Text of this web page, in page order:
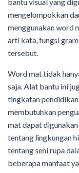
mengelompokkan
menggunakan word
arti kata, fungsi
tersebut.
Word mat tidak
saja. Alat bantu ini
tingkatan
membutuhkan
mat dapat
tentang lingkungan
tentang seni rupa
beberapa manfaat